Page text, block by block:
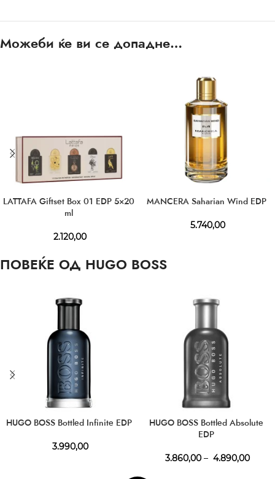
Можеби ќе ви се допадне…
LATTAFA Giftset Box 01 EDP 5×20
ml
2.120,00
MANCERA Saharian Wind EDP
5.740,00
ПОВЕЌЕ ОД HUGO BOSS
HUGO BOSS Bottled Infinite EDP
3.990,00
HUGO BOSS Bottled Absolute
EDP
3.860,00 – 4.890,00